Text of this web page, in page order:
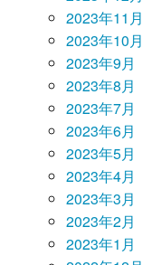
2023年11月
2023年10月
2023年9月
2023年8月
2023年7月
2023年6月
2023年5月
2023年4月
2023年3月
2023年2月
2023年1月